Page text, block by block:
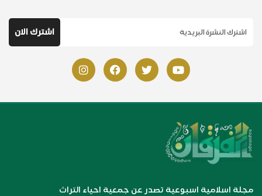
مجلة اسلامية اسبوعية تصدر عن جمعية احياء التراث